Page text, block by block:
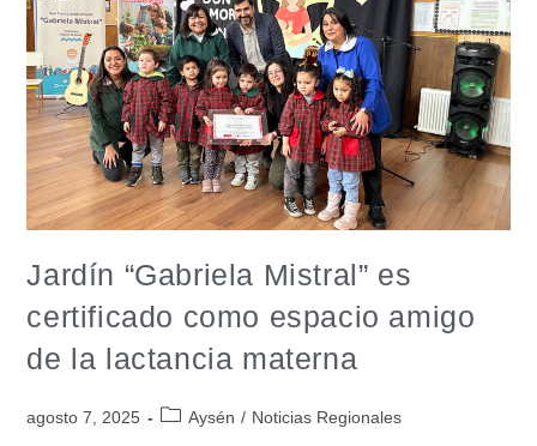
Jardín “Gabriela Mistral” es
certificado como espacio amigo
de la lactancia materna
agosto 7, 2025 Aysén / Noticias Regionales